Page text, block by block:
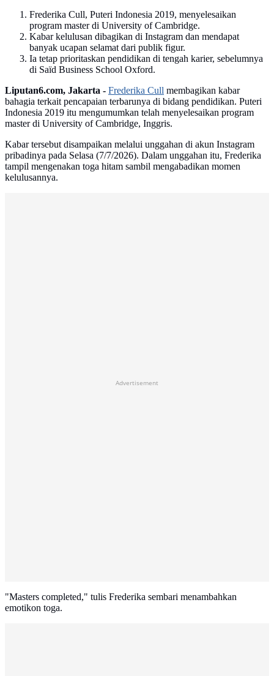
Frederika Cull, Puteri Indonesia 2019, menyelesaikan
program master di University of Cambridge.
Kabar kelulusan dibagikan di Instagram dan mendapat
banyak ucapan selamat dari publik figur.
Ia tetap prioritaskan pendidikan di tengah karier, sebelumnya
di Saïd Business School Oxford.
Liputan6.com, Jakarta - Frederika Cull membagikan kabar
bahagia terkait pencapaian terbarunya di bidang pendidikan. Puteri
Indonesia 2019 itu mengumumkan telah menyelesaikan program
master di University of Cambridge, Inggris.
Kabar tersebut disampaikan melalui unggahan di akun Instagram
pribadinya pada Selasa (7/7/2026). Dalam unggahan itu, Frederika
tampil mengenakan toga hitam sambil mengabadikan momen
kelulusannya.
Advertisement
"Masters completed," tulis Frederika sembari menambahkan
emotikon toga.